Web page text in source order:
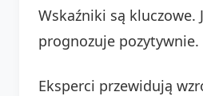
Wskaźniki są kluczowe.
prognozuje pozytywnie.
Eksperci przewidują